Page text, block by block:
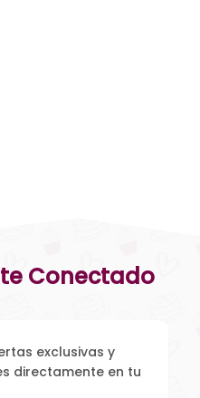
Conectado
exclusivas y
directamente en tu